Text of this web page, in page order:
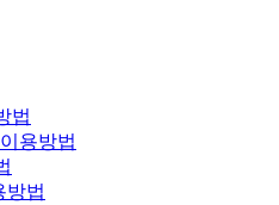
법
용방법
방법